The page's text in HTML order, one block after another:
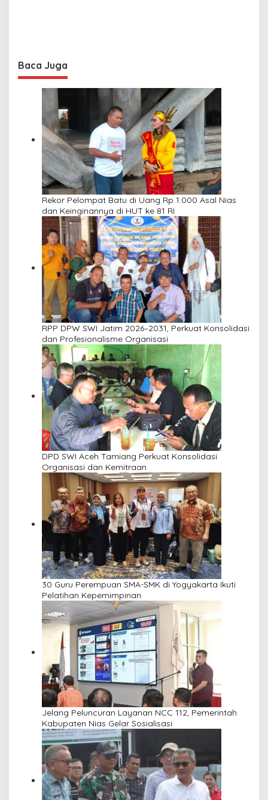
Baca Juga
Rekor Pelompat Batu di Uang Rp 1.000 Asal Nias
dan Keinginannya di HUT ke 81 RI
RPP DPW SWI Jatim 2026–2031, Perkuat Konsolidasi
dan Profesionalisme Organisasi
DPD SWI Aceh Tamiang Perkuat Konsolidasi
Organisasi dan Kemitraan
30 Guru Perempuan SMA-SMK di Yogyakarta Ikuti
Pelatihan Kepemimpinan
Jelang Peluncuran Layanan NCC 112, Pemerintah
Kabupaten Nias Gelar Sosialisasi